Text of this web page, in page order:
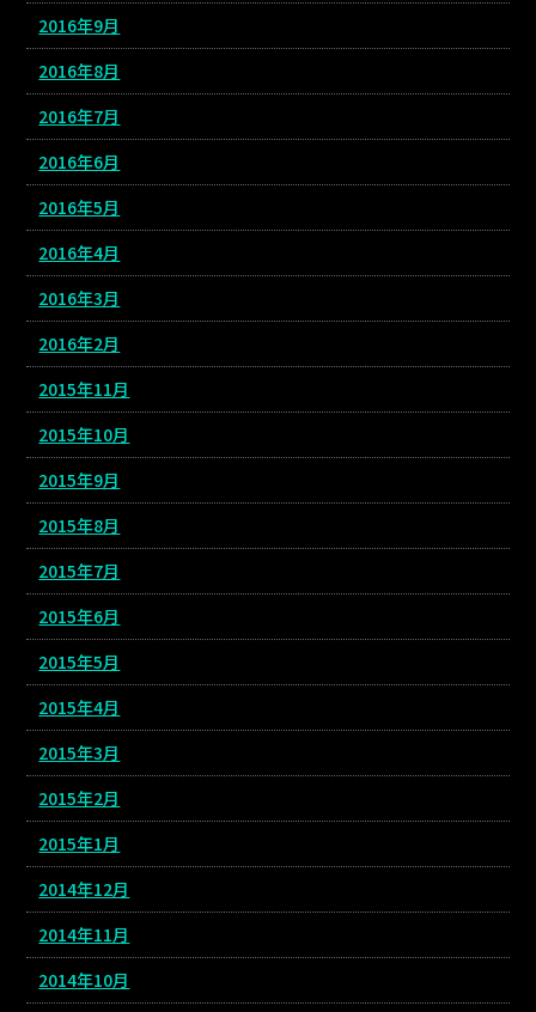
2016年9月
2016年8月
2016年7月
2016年6月
2016年5月
2016年4月
2016年3月
2016年2月
2015年11月
2015年10月
2015年9月
2015年8月
2015年7月
2015年6月
2015年5月
2015年4月
2015年3月
2015年2月
2015年1月
2014年12月
2014年11月
2014年10月